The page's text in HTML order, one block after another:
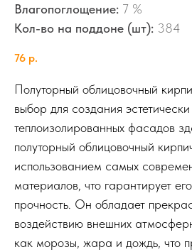
Влагопоглощение: 7 %
Кол-во на поддоне (шт): 384
76 р.
Полуторный облицовочный
выбор для создания
теплоизолированных фасадов
полуторный облицовочный
использованием самых
материалов, что гарантирует
прочность. Он обладает
воздействию внешних
как морозы, жара и дождь, что